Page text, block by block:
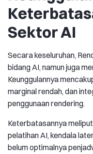
Sektor AI
Secara keseluruhan,
bidang AI, namun juga
Keunggulannya
marginal rendah, dan
penggunaan rendering.
Keterbatasannya
pelatihan AI, kendala
belum optimalnya